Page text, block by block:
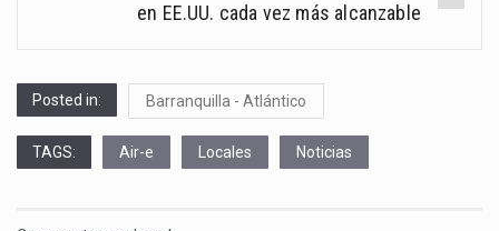
en EE.UU. cada vez más alcanzable
Posted in: Barranquilla - Atlántico
TAGS: Air-e Locales Noticias